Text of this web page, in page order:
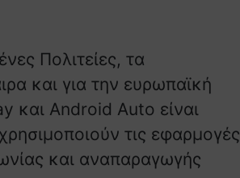
Πολιτείες, τα
και για την ευρωπαϊκή
και Android Auto είναι
τις εφαρμογές
και αναπαραγωγής